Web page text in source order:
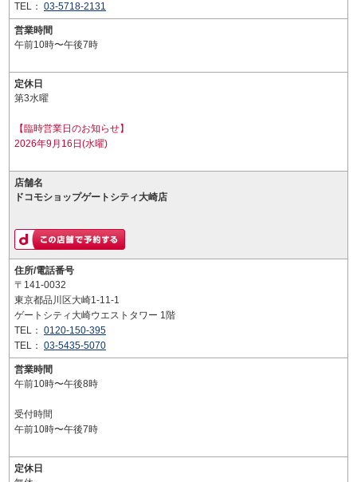
TEL： 03-5718-2131
営業時間
午前10時〜午後7時
定休日
第3水曜
【臨時営業日のお知らせ】
2026年9月16日(水曜)
店舗名
ドコモショップゲートシティ大崎店
住所/電話番号
〒141-0032
東京都品川区大崎1-11-1
ゲートシティ大崎ウエストタワー 1階
TEL： 0120-150-395
TEL： 03-5435-5070
営業時間
午前10時〜午後8時
受付時間
午前10時〜午後7時
定休日